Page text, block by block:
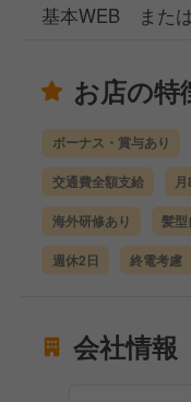
基本WEB また
お店の特
ボーナス・賞与あり
交通費全額支給
海外研修あり 髪型
週休2日 終電考慮
会社情報